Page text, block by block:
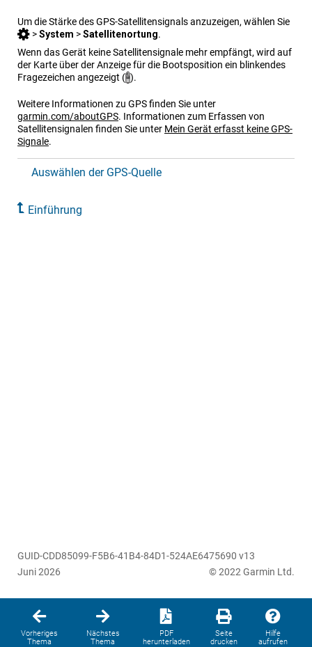
Um die Stärke des GPS-Satellitensignals anzuzeigen, wählen Sie
>System >Satellitenortung.
Wenn das Gerät keine Satellitensignale mehr empfängt, wird auf
der Karte über der Anzeige für die Bootsposition ein blinkendes
Fragezeichen angezeigt ( ).
Weitere Informationen zu GPS finden Sie unter
garmin.com/aboutGPS. Informationen zum Erfassen von
Satellitensignalen finden Sie unter Mein Gerät erfasst keine GPS-
Signale.
Auswählen der GPS-Quelle
Einführung
GUID-CDD85099-F5B6-41B4-84D1-524AE6475690 v13
Juni 2026
© 2022 Garmin Ltd.
Vorheriges
Thema
Nächstes
Thema
PDF
herunterladen
Seite
drucken
Hilfe
aufrufen